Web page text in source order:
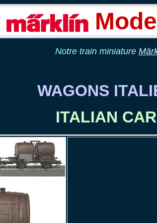
Notre train miniature
WAGONS
ITALIAN